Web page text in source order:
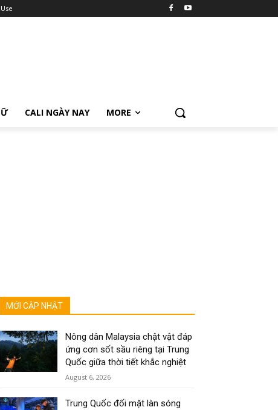
CALI NGÀY NAY MORE
MỚI CẬP NHẬT
Nông dân Malaysia chật vật đáp
ứng cơn sốt sầu riêng tại Trung
Quốc giữa thời tiết khắc nghiệt
August 6, 2026
Trung Quốc đối mặt làn sóng